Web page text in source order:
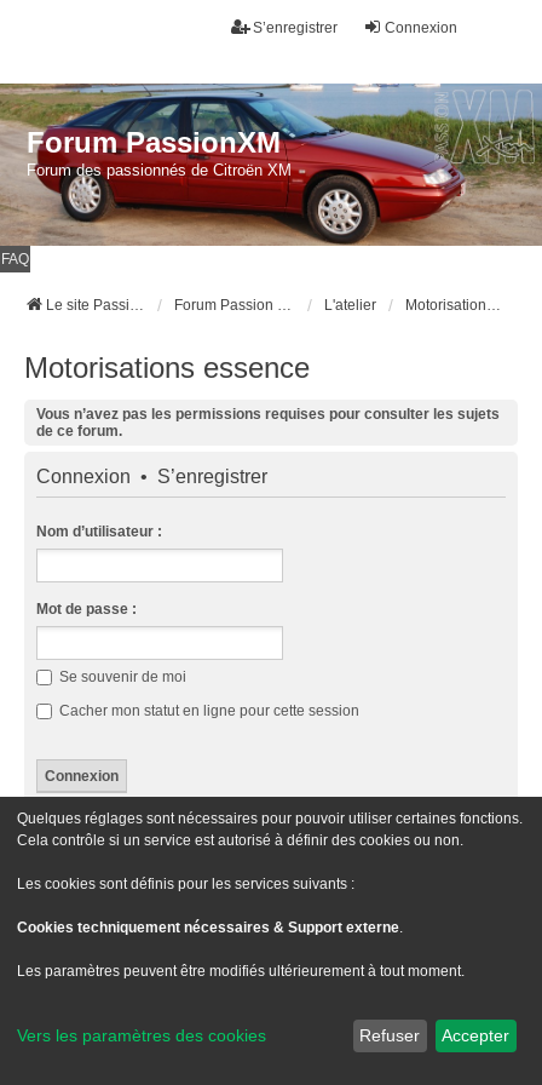
Connexion
S’enregistrer
Forum PassionXM
Forum des passionnés de Citroën XM
FAQ
Le site Passion XM Forum Passion XM L'atelier Motorisations essence
Motorisations essence
Vous n’avez pas les permissions requises pour consulter les sujets
de ce forum.
Connexion • S’enregistrer
Nom d’utilisateur :
Mot de passe :
Se souvenir de moi
Cacher mon statut en ligne pour cette session
Cette catégorie n’a pas de forum.
Stylewe_universalcreated by INVENTEA & v12mike
Quelques réglages sont nécessaires pour pouvoir utiliser certaines fonctions.
Cela contrôle si un service est autorisé à définir des cookies ou non.
Les cookies sont définis pour les services suivants :
Cookies techniquement nécessaires & Support externe.
Les paramètres peuvent être modifiés ultérieurement à tout moment.
Vers les paramètres des cookies Refuser Accepter